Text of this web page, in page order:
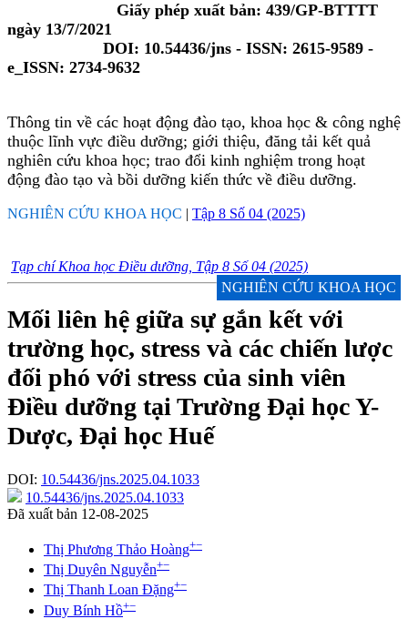
Giấy phép xuất bản: 439/GP-BTTTT
ngày 13/7/2021
DOI: 10.54436/jns - ISSN: 2615-9589 -
e_ISSN: 2734-9632
Thông tin về các hoạt động đào tạo, khoa học & công nghệ
thuộc lĩnh vực điều dưỡng; giới thiệu, đăng tải kết quả
nghiên cứu khoa học; trao đổi kinh nghiệm trong hoạt
động đào tạo và bồi dưỡng kiến thức về điều dưỡng.
NGHIÊN CỨU KHOA HỌC | Tập 8 Số 04 (2025)
Tạp chí Khoa học Điều dưỡng, Tập 8 Số 04 (2025)
NGHIÊN CỨU KHOA HỌC
Mối liên hệ giữa sự gắn kết với
trường học, stress và các chiến lược
đối phó với stress của sinh viên
Điều dưỡng tại Trường Đại học Y-
Dược, Đại học Huế
DOI: 10.54436/jns.2025.04.1033
10.54436/jns.2025.04.1033
Đã xuất bản 12-08-2025
Thị Phương Thảo Hoàng+−
Thị Duyên Nguyễn+−
Thị Thanh Loan Đặng+−
Duy Bính Hồ+−